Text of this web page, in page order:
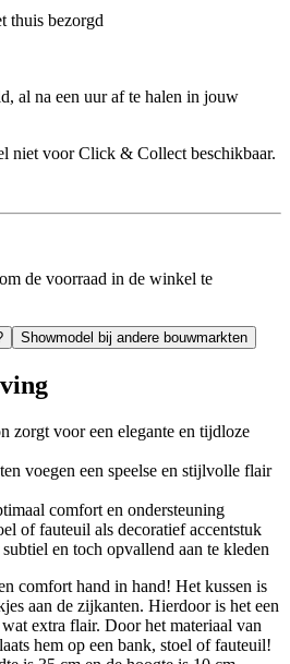
thuis bezorgd
al na een uur af te halen in jouw
niet voor Click & Collect beschikbaar.
de voorraad in de winkel te
Showmodel bij andere bouwmarkten
zorgt voor een elegante en tijdloze
voegen een speelse en stijlvolle flair
comfort en ondersteuning
of fauteuil als decoratief accentstuk
en toch opvallend aan te kleden
comfort hand in hand! Het kussen is
aan de zijkanten. Hierdoor is het een
extra flair. Door het materiaal van
hem op een bank, stoel of fauteuil!